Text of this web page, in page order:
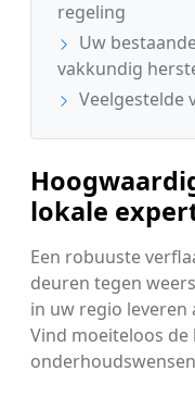
regeling
Uw
vakkundig
Veelgestelde
lokale
Een robuuste
deuren tegen
in uw regio
Vind moeiteloos